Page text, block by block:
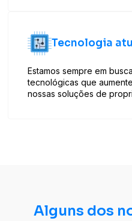
Tecnologia
Estamos sempre em
tecnológicas que
nossas soluções de
Alguns dos